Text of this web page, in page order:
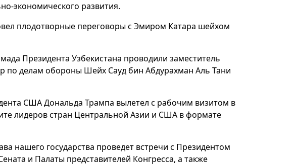
экономического развития.
плодотворные переговоры с Эмиром Катара шейхом
Президента Узбекистана проводили заместитель
по делам обороны Шейх Сауд бин Абдурахман Аль Тани
США Дональда Трампа вылетел с рабочим визитом в
лидеров стран Центральной Азии и США в формате
нашего государства проведет встречи с Президентом
и Палаты представителей Конгресса, а также